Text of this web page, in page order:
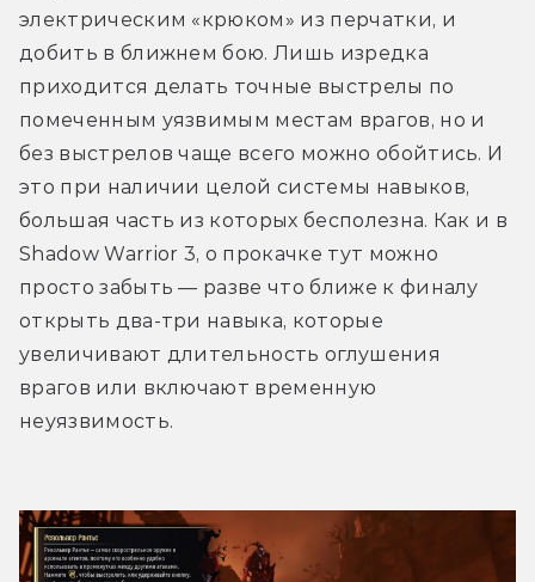
электрическим «крюком» из перчатки, и
добить в ближнем бою. Лишь изредка
приходится делать точные выстрелы по
помеченным уязвимым местам врагов, но и
без выстрелов чаще всего можно обойтись. И
это при наличии целой системы навыков,
большая часть из которых бесполезна. Как и в
Shadow Warrior 3, о прокачке тут можно
просто забыть — разве что ближе к финалу
открыть два-три навыка, которые
увеличивают длительность оглушения
врагов или включают временную
неуязвимость.